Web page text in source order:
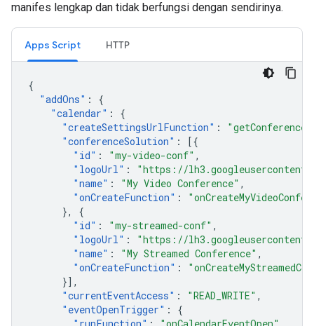
manifes lengkap dan tidak berfungsi dengan sendirinya.
Apps Script HTTP
{
"addOns" :
{
"calendar" :
{
"createSettingsUrlFunction" :
"conferenceSolution" :
[{
" id" : "my-video-conf" ,
" logoUrl" :
"https://
"name" : "My Video Conference" ,
"onCreateFunction" :
},
{
" id" : "my-streamed-conf" ,
" logoUrl" :
"https://
"name" : "My Streamed Conference" ,
"onCreateFunction" :
}],
"currentEventAccess" : "READ_WRITE" ,
" eventOpenTrigger" :
{